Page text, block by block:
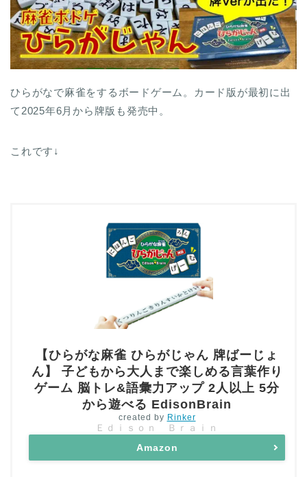
ひらがなで麻雀をするボードゲーム。カード版が最初に出
て2025年6月から牌版も発売中。
これです↓
【ひらがな麻雀 ひらがじゃん 牌ばーじょ
ん】 子どもから大人まで楽しめる言葉作り
ゲーム 脳トレ&語彙力アップ 2人以上 5分
から遊べる EdisonBrain
created by Rinker
Ｅｄｉｓｏｎ Ｂｒａｉｎ
Amazon